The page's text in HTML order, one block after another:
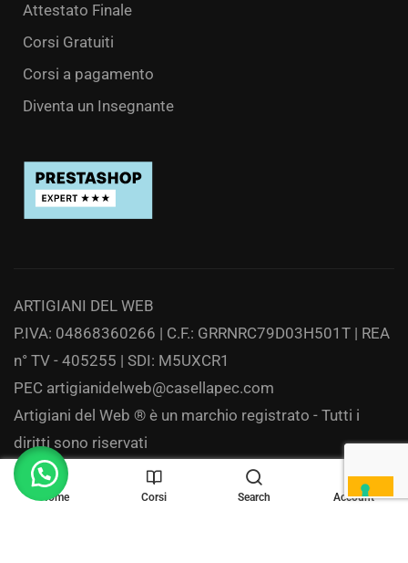
Attestato Finale
Corsi Gratuiti
Corsi a pagamento
Diventa un Insegnante
ARTIGIANI DEL WEB
P.IVA: 04868360266 | C.F.: GRRNRC79D03H501T | REA
n° TV - 405255 | SDI: M5UXCR1
PEC artigianidelweb@casellapec.com
Artigiani del Web ® è un marchio registrato - Tutti i
diritti sono riservati
Privacy
Home Corsi Search Account